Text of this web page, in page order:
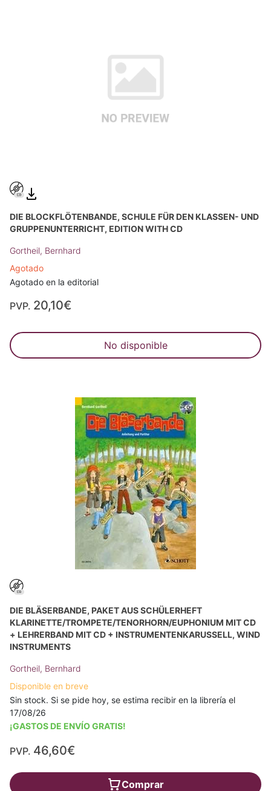
DIE BLOCKFLÖTENBANDE, SCHULE FÜR DEN KLASSEN- UND
GRUPPENUNTERRICHT, EDITION WITH CD
Gortheil, Bernhard
Agotado
Agotado en la editorial
PVP. 20,10€
No disponible
DIE BLÄSERBANDE, PAKET AUS SCHÜLERHEFT
KLARINETTE/TROMPETE/TENORHORN/EUPHONIUM MIT CD
+ LEHRERBAND MIT CD + INSTRUMENTENKARUSSELL, WIND
INSTRUMENTS
Gortheil, Bernhard
Disponible en breve
Sin stock. Si se pide hoy, se estima recibir en la librería el
17/08/26
¡GASTOS DE ENVÍO GRATIS!
PVP. 46,60€
Comprar